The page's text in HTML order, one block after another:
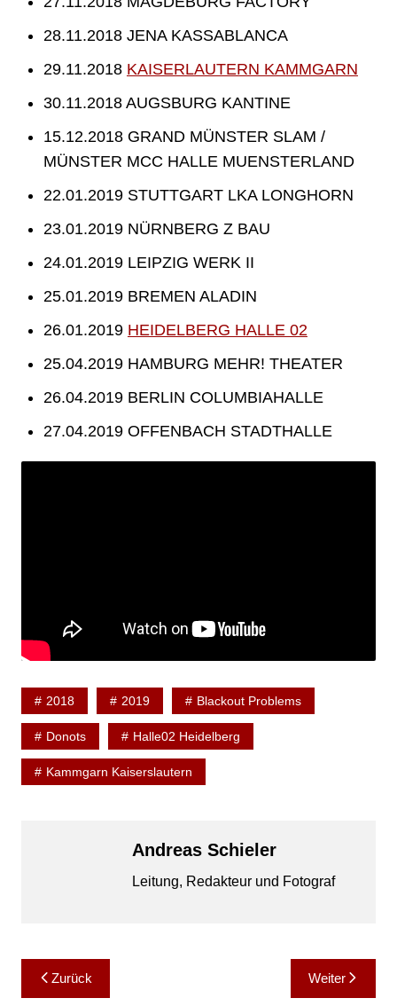
28.11.2018 JENA KASSABLANCA
29.11.2018 KAISERLAUTERN KAMMGARN
30.11.2018 AUGSBURG KANTINE
15.12.2018 GRAND MÜNSTER SLAM /
MÜNSTER MCC HALLE MUENSTERLAND
22.01.2019 STUTTGART LKA LONGHORN
23.01.2019 NÜRNBERG Z BAU
24.01.2019 LEIPZIG WERK II
25.01.2019 BREMEN ALADIN
26.01.2019 HEIDELBERG HALLE 02
25.04.2019 HAMBURG MEHR! THEATER
26.04.2019 BERLIN COLUMBIAHALLE
27.04.2019 OFFENBACH STADTHALLE
2018 2019 Blackout Problems
Donots Halle02 Heidelberg
Kammgarn Kaiserslautern
Andreas Schieler
Leitung, Redakteur und Fotograf
Beitragsnavigation
Zurück Weiter